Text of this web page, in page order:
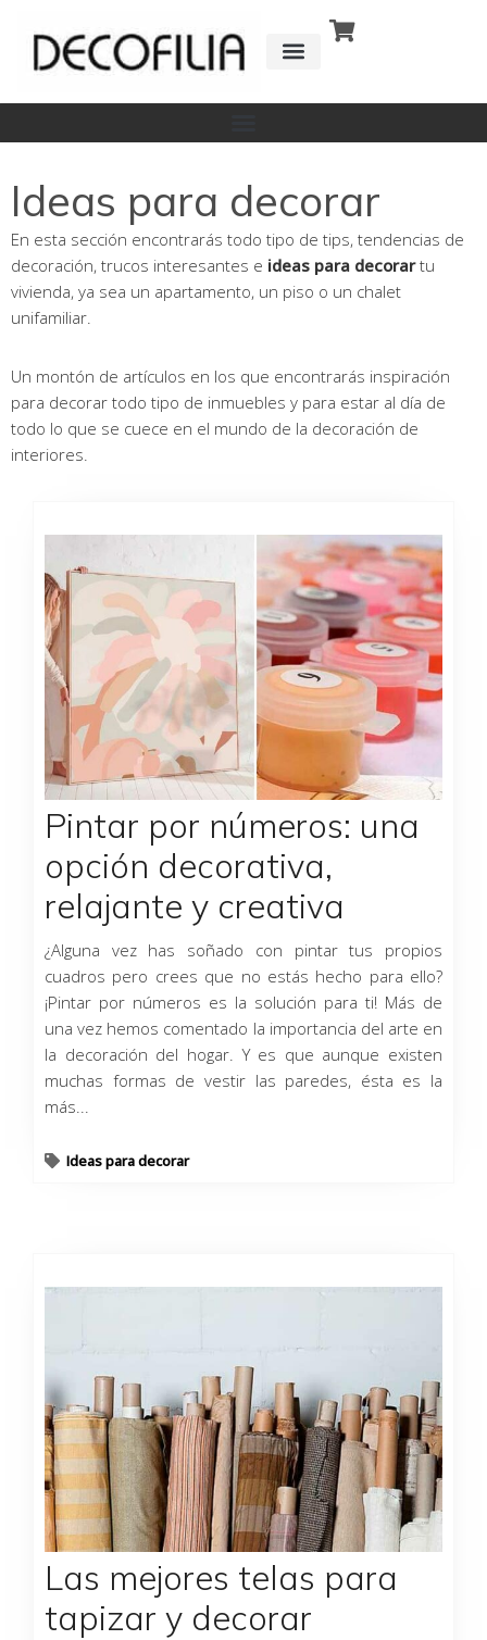
contenido
Ideas para decorar
En esta sección encontrarás todo tipo de tips, tendencias de
decoración, trucos interesantes e ideas para decorartu
vivienda, ya sea un apartamento, un piso o un chalet
unifamiliar.
Un montón de artículos en los que encontrarás inspiración
para decorar todo tipo de inmuebles y para estar al día de
todo lo que se cuece en el mundo de la decoración de
interiores.
Pintar por números: una
opción decorativa,
relajante y creativa
¿Alguna vez has soñado con pintar tus propios
cuadros pero crees que no estás hecho para ello?
¡Pintar por números es la solución para ti! Más de
una vez hemos comentado la importancia del arte en
la decoración del hogar. Y es que aunque existen
muchas formas de vestir las paredes, ésta es la
más...
Ideas para decorar
Las mejores telas para
tapizar y decorar